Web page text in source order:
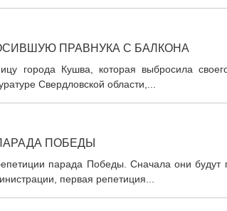
ПРАВНУКА С БАЛКОНА
города Кушва, которая выбросила
Свердловской области,...
ПОБЕДЫ
парада Победы. Сначала они будут
первая репетиция...